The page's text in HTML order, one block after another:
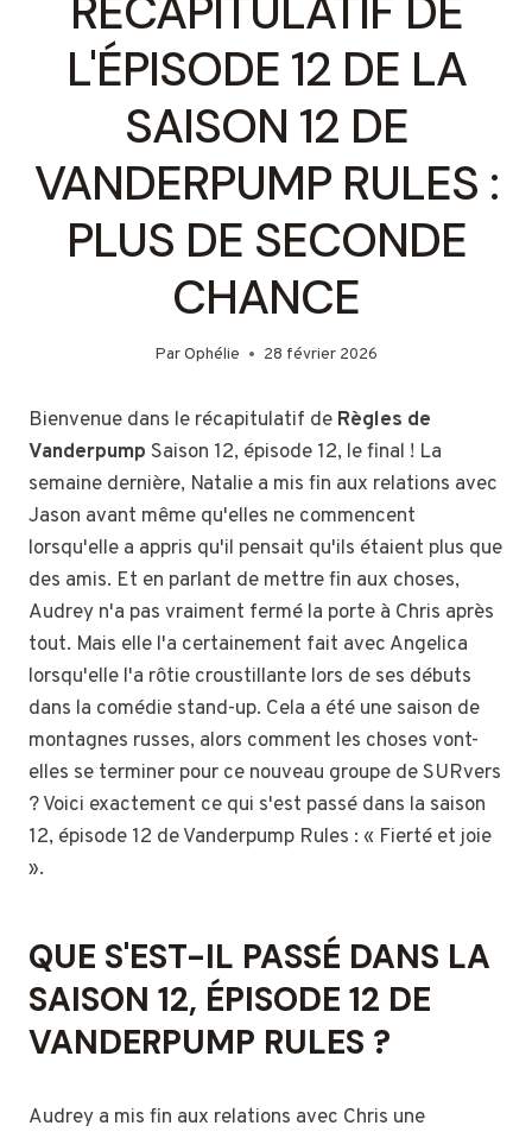
L'ÉPISODE 12 DE LA
SAISON 12 DE
VANDERPUMP RULES :
PLUS DE SECONDE
CHANCE
ParOphélie 28 février 2026
Bienvenue dans le récapitulatif de Règles de
Vanderpump Saison 12, épisode 12, le final ! La
semaine dernière, Natalie a mis fin aux relations avec
Jason avant même qu'elles ne commencent
lorsqu'elle a appris qu'il pensait qu'ils étaient plus que
des amis. Et en parlant de mettre fin aux choses,
Audrey n'a pas vraiment fermé la porte à Chris après
tout. Mais elle l'a certainement fait avec Angelica
lorsqu'elle l'a rôtie croustillante lors de ses débuts
dans la comédie stand-up. Cela a été une saison de
montagnes russes, alors comment les choses vont-
elles se terminer pour ce nouveau groupe de SURvers
? Voici exactement ce qui s'est passé dans la saison
12, épisode 12 de Vanderpump Rules : « Fierté et joie
».
QUE S'EST-IL PASSÉ DANS LA
SAISON 12, ÉPISODE 12 DE
VANDERPUMP RULES ?
Audrey a mis fin aux relations avec Chris une